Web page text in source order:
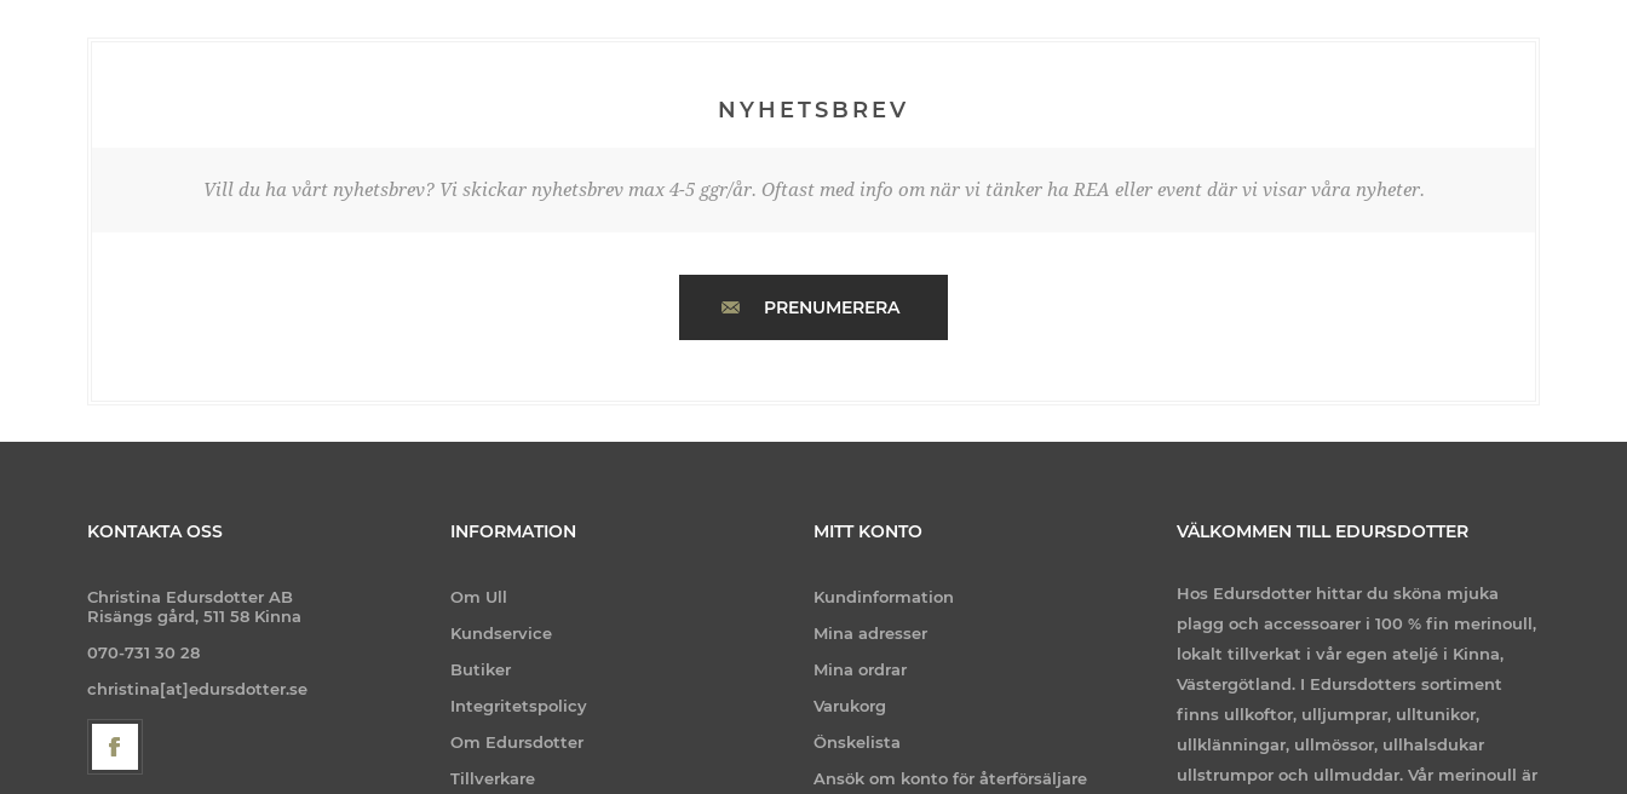
NYHETSBREV
Vill du ha vårt nyhetsbrev? Vi skickar nyhetsbrev max 4-5 ggr/år. Oftast med info om när vi tänker ha REA eller event där vi visar våra nyheter.
PRENUMERERA
KONTAKTA OSS
Christina Edursdotter AB
Risängs gård, 511 58 Kinna
070-731 30 28
christina[at]edursdotter.se
INFORMATION
Om Ull
Kundservice
Butiker
Integritetspolicy
Om Edursdotter
Tillverkare
MITT KONTO
Kundinformation
Mina adresser
Mina ordrar
Varukorg
Önskelista
Ansök om konto för återförsäljare
VÄLKOMMEN TILL EDURSDOTTER
Hos Edursdotter hittar du sköna mjuka
plagg och accessoarer i 100 % fin merinoull,
lokalt tillverkat i vår egen ateljé i Kinna,
Västergötland. I Edursdotters sortiment
finns ullkoftor, ulljumprar, ulltunikor,
ullklänningar, ullmössor, ullhalsdukar
ullstrumpor och ullmuddar. Vår merinoull är